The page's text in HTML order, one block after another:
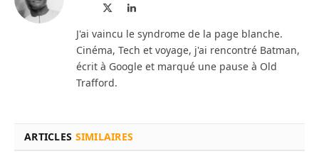
LinkedIn
J'ai vaincu le syndrome de la page blanche.
Cinéma, Tech et voyage, j'ai rencontré Batman,
écrit à Google et marqué une pause à Old
Trafford.
ARTICLES SIMILAIRES